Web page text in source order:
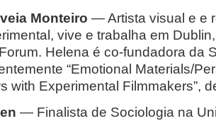
Monteiro — Artista visual e e
vive e trabalha em
Helena é co-fundadora da
“Emotional Materials/
with Experimental Filmmakers”,
— Finalista de Sociologia na